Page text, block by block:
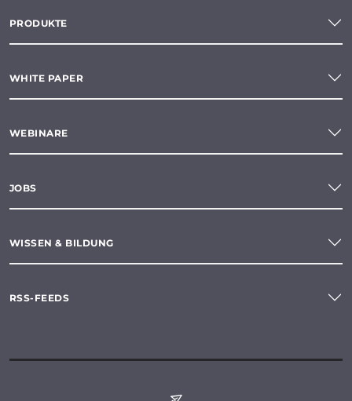
PRODUKTE
WHITE PAPER
WEBINARE
JOBS
WISSEN & BILDUNG
RSS-FEEDS